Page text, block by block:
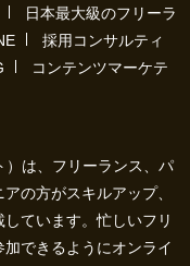
日本最大級のフリーラ
採用コンサルティ
コンテンツマーケテ
は、フリーランス、パ
の方がスキルアップ、
ています。忙しいフリ
できるようにオンライ